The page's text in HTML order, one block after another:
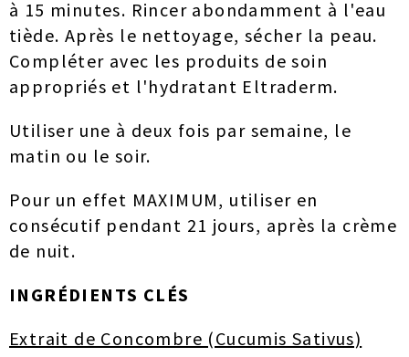
à 15 minutes. Rincer abondamment à l'eau
tiède. Après le nettoyage, sécher la peau.
Compléter avec les produits de soin
appropriés et l'hydratant Eltraderm.
Utiliser une à deux fois par semaine, le
matin ou le soir.
Pour un effet MAXIMUM, utiliser en
consécutif pendant 21 jours, après la crème
de nuit.
INGRÉDIENTS CLÉS
Extrait de Concombre (Cucumis Sativus)